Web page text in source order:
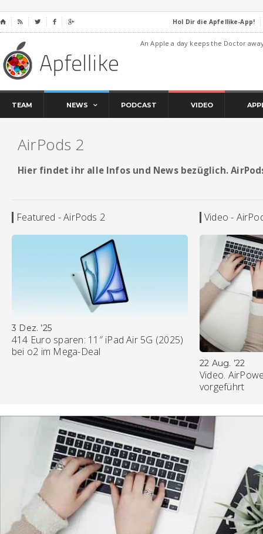
⌂     Hol Dir die Apfellike-App!
An Apple a day keeps the Doctor
TEAM NEWS PODCAST VIDEO
AirPods 2
Hier findet ihr alle Infos und News bezüglich.
Featured - AirPods 2
3 Dez. ’25
414 Euro sparen: 11″ iPad Air 5G (2025)
bei o2 im Mega-Deal
Video -
22 Aug. ’22
Video.
vorgeführt